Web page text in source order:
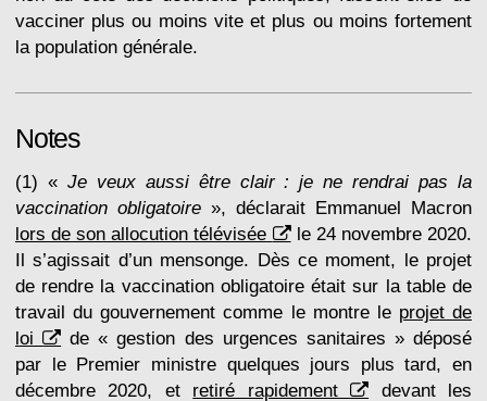
vacciner plus ou moins vite et plus ou moins fortement
la population générale.
Notes
(1) « Je veux aussi être clair : je ne rendrai pas la
vaccination obligatoire », déclarait Emmanuel Macron
lors de son allocution télévisée
le 24 novembre 2020.
Il s’agissait d’un mensonge. Dès ce moment, le projet
de rendre la vaccination obligatoire était sur la table de
travail du gouvernement comme le montre le projet de
loi
de « gestion des urgences sanitaires » déposé
par le Premier ministre quelques jours plus tard, en
décembre 2020, et retiré rapidement
devant les